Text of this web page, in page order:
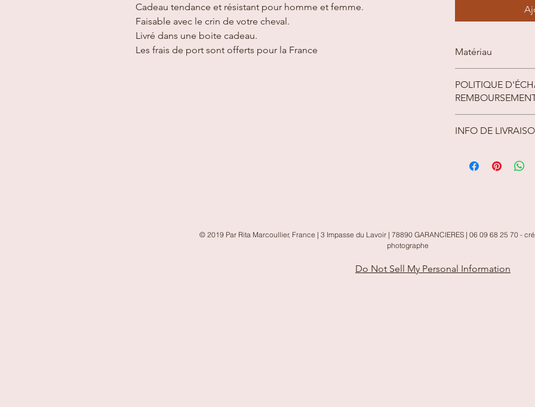
Cadeau tendance et résistant pour homme et femme.
Faisable avec le crin de votre cheval.
Livré dans une boite cadeau.
Les frais de port sont offerts pour la France
Matériau
POLITIQUE
Notre contrôle
été porté (à vos
INFO DE
France.
© 2019 Par Rita Marcoullier, France | 3 Impasse du Lavoir | 78890 GARANCIERES | 06 09 68 25 70 -
photographe
Do Not Sell My Personal Information